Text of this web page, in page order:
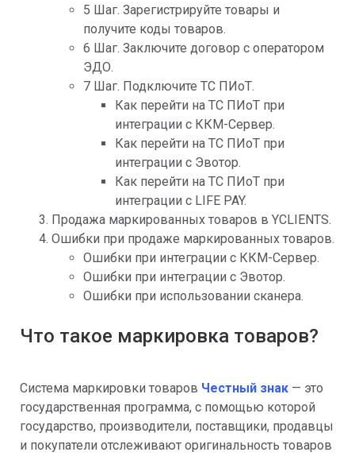
5 Шаг. Зарегистрируйте товары и
получите коды товаров.
6 Шаг. Заключите договор с оператором
ЭДО.
7 Шаг. Подключите ТС ПИоТ.
Как перейти на ТС ПИоТ при
интеграции с ККМ-Сервер.
Как перейти на ТС ПИоТ при
интеграции с Эвотор.
Как перейти на ТС ПИоТ при
интеграции с LIFE PAY.
Продажа маркированных товаров в YCLIENTS.
Ошибки при продаже маркированных товаров.
Ошибки при интеграции с ККМ-Сервер.
Ошибки при интеграции с Эвотор.
Ошибки при использовании сканера.
Что такое маркировка товаров?
Система маркировки товаров Честный знак — это
государственная программа, с помощью которой
государство, производители, поставщики, продавцы
и покупатели отслеживают оригинальность товаров